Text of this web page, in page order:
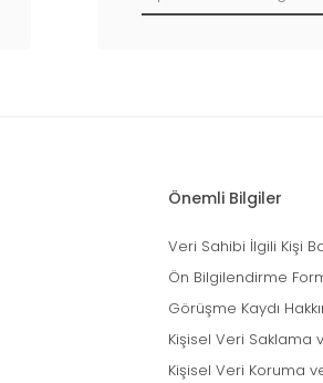
Önemli Bilgiler
Veri Sahibi İlgili Kişi
Ön Bilgilendirme
Görüşme Kaydı
Kişisel Veri Saklama
Kişisel Veri Koruma